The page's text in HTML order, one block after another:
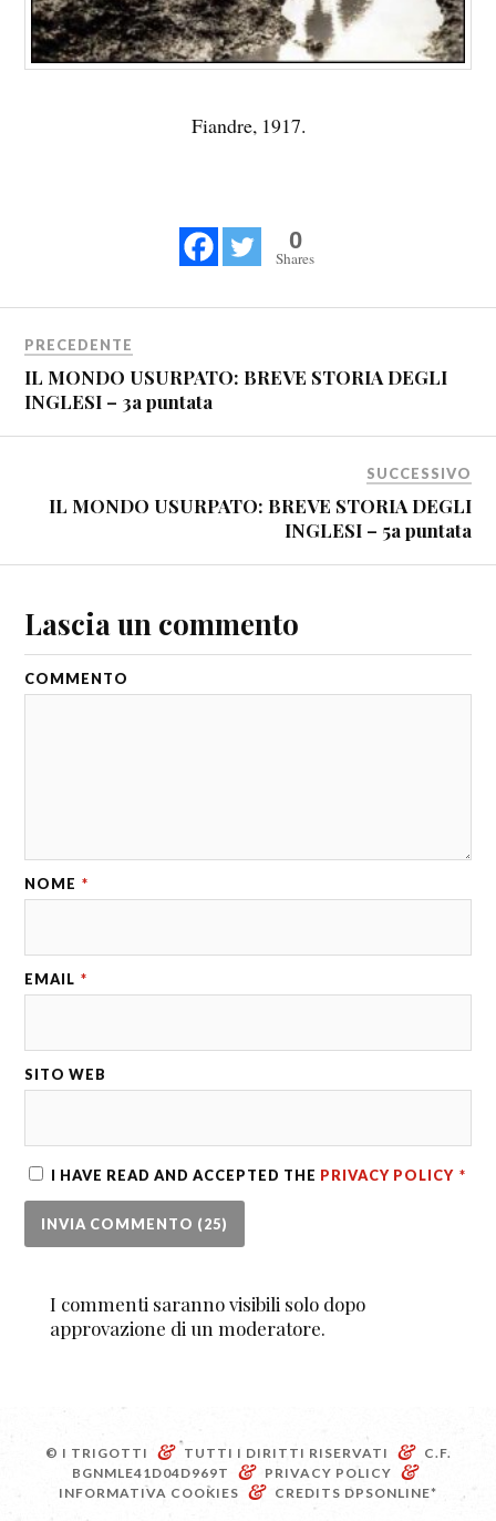
Fiandre, 1917.
0
Shares
PRECEDENTE
IL MONDO USURPATO: BREVE STORIA DEGLI
INGLESI – 3a puntata
SUCCESSIVO
IL MONDO USURPATO: BREVE STORIA DEGLI
INGLESI – 5a puntata
Lascia un commento
COMMENTO
NOME *
EMAIL *
SITO WEB
I HAVE READ AND ACCEPTED THE PRIVACY POLICY *
I commenti saranno visibili solo dopo
approvazione di un moderatore.
© I TRIGOTTI & TUTTI I DIRITTI RISERVATI &
C.F.
BGNMLE41D04D969T
& PRIVACY POLICY &
INFORMATIVA COOKIES & CREDITS DPSONLINE*